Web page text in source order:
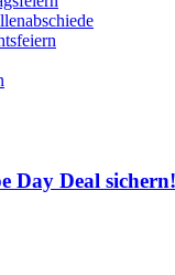
Day Deal sichern!